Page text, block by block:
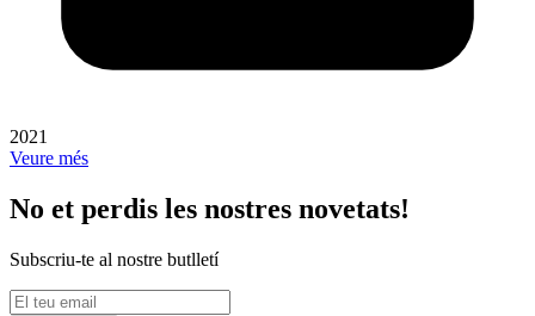
2021
Veure més
No et perdis les nostres novetats!
Subscriu-te al nostre butlletí